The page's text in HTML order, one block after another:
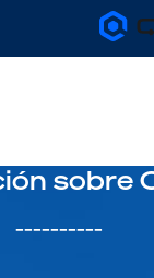
Q-
SYS
sobre